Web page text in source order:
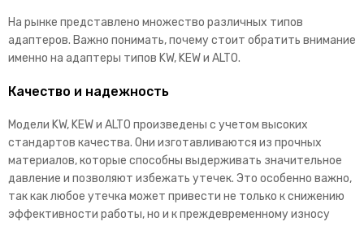
На рынке представлено множество различных типов
адаптеров. Важно понимать, почему стоит обратить внимание
именно на адаптеры типов KW, KEW и ALTO.
Качество и надежность
Модели KW, KEW и ALTO произведены с учетом высоких
стандартов качества. Они изготавливаются из прочных
материалов, которые способны выдерживать значительное
давление и позволяют избежать утечек. Это особенно важно,
так как любое утечка может привести не только к снижению
эффективности работы, но и к преждевременному износу